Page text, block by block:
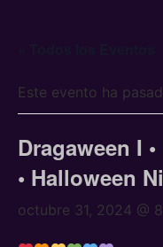
Este evento ha
Dragaween I
• Halloween
octubre 31, 2024 @